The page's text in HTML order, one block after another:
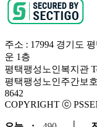
주소 : 17994 경기도
운 1층
평택팽성노인복지관
평택팽성노인주간보호
8642
COPYRIGHT ⓒ